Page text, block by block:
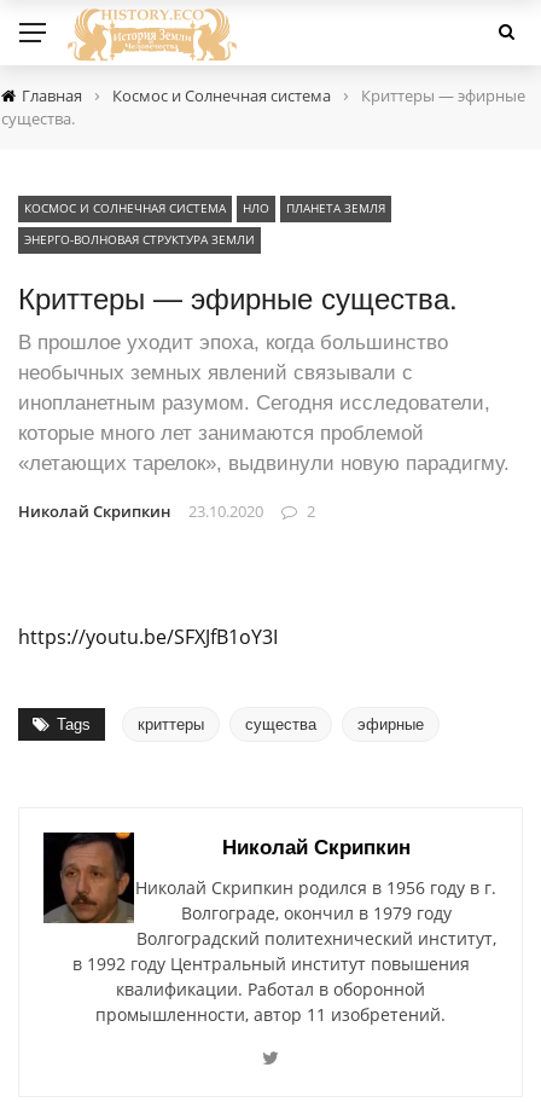
Главная › Космос и Солнечная система ›
Криттеры — эфирные
существа.
КОСМОС И СОЛНЕЧНАЯ СИСТЕМА НЛО
ПЛАНЕТА ЗЕМЛЯ
ЭНЕРГО-ВОЛНОВАЯ СТРУКТУРА ЗЕМЛИ
Криттеры — эфирные существа.
В прошлое уходит эпоха, когда большинство
необычных земных явлений связывали с
инопланетным разумом. Сегодня исследователи,
которые много лет занимаются проблемой
«летающих тарелок», выдвинули новую парадигму.
Николай Скрипкин 23.10.2020 2
https://youtu.be/SFXJfB1oY3I
Tags криттеры существа эфирные
Николай Скрипкин
Николай Скрипкин родился в 1956 году в г.
Волгограде, окончил в 1979 году
Волгоградский политехнический институт,
в 1992 году Центральный институт повышения
квалификации. Работал в оборонной
промышленности, автор 11 изобретений.